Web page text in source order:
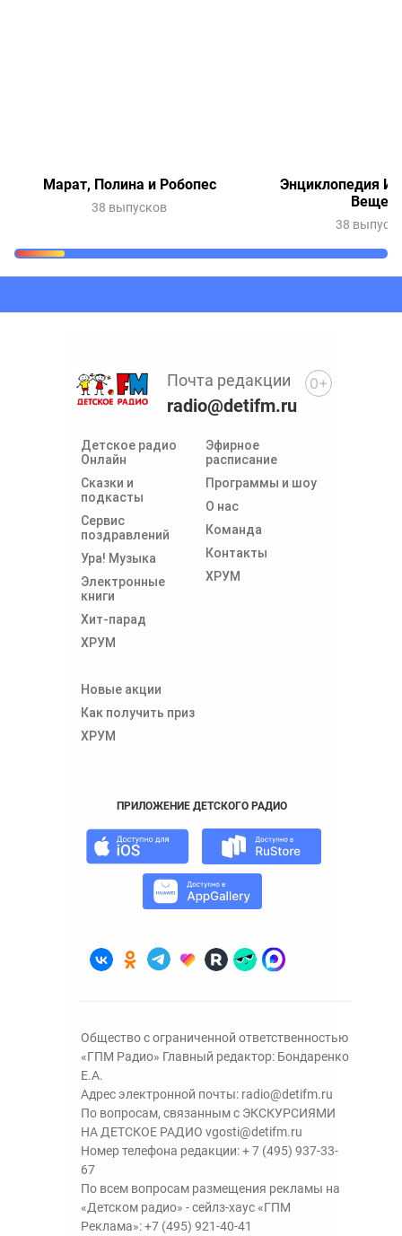
Марат, Полина и Робопес
38 выпусков
Энциклопедия
Вещей
38
Детское радио
Онлайн
Сказки и
подкасты
Сервис
поздравлений
Ура! Музыка
Электронные
книги
Хит-парад
ХРУМ
Эфирное
расписание
Программы и шоу
О нас
Команда
Контакты
ХРУМ
Новые акции
Как получить приз
ХРУМ
Почта редакции
radio@detifm.ru
ПРИЛОЖЕНИЕ ДЕТСКОГО РАДИО
0+
Общество с ограниченной ответственностью
«ГПМ Радио» Главный редактор: Бондаренко
Е.А.
Адрес электронной почты: radio@detifm.ru
По вопросам, связанным с ЭКСКУРСИЯМИ
НА ДЕТСКОЕ РАДИО vgosti@detifm.ru
Номер телефона редакции:+ 7 (495) 937-33-
67
По всем вопросам размещения рекламы на
«Детском радио» - сейлз-хаус «ГПМ
Реклама»:+7 (495) 921-40-41